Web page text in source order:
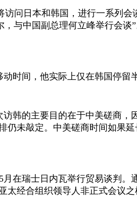
问日本和韩国，进行一系列会
，与中国副总理何立峰举行会谈
时间，他实际上仅在韩国停留
韩的主要目的在于中美磋商
仍未敲定。中美磋商时间如果
5 月在瑞士日内瓦举行贸易谈判。
太经合组织领导人非正式会议